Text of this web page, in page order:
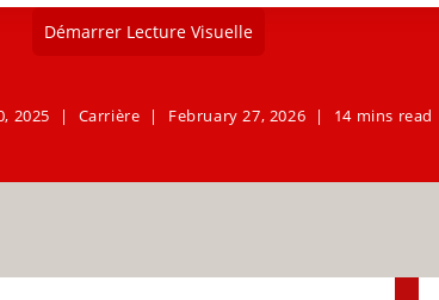
Démarrer Lecture Visuelle
2025 Carrière February 27, 2026 14 mins read